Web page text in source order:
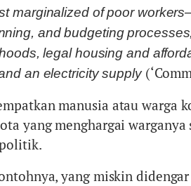
marginalized of poor
and budgeting
legal housing and
an electricity supply
manusia atau warga
yang menghargai warganya
yang miskin